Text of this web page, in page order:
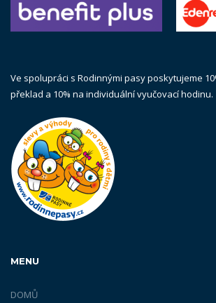
Ve spolupráci s Rodinnými pasy poskytujeme
překlad a 10% na individuální vyučovací hodinu.
MENU
DOMŮ